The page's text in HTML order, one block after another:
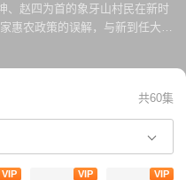
、赵四为首的象牙山村民在新时
惠农政策的误解，与新到任大学
豪，发生的一系列依旧搞笑无解
共60集
VIP VIP VIP